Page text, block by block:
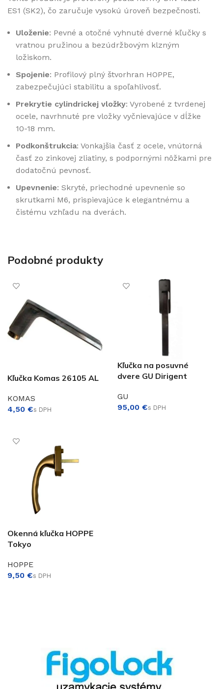
ES1 (SK2), čo zaručuje vysokú úroveň bezpečnosti.
Uloženie: Pevné a otočné vyhnuté dverné kľučky s
vratnou pružinou a bezúdržbovým klzným
ložiskom.
Spojenie: Profilový plný štvorhran HOPPE,
zabezpečujúci stabilitu a spoľahlivosť.
Prekrytie cylindrickej vložky: Vyrobené z tvrdenej
ocele, navrhnuté pre vložky vyčnievajúce v dĺžke
10-18 mm.
Podkonštrukcia: Vonkajšia časť z ocele, vnútorná
časť zo zinkovej zliatiny, s podpornými nôžkami pre
dodatočnú pevnosť.
Upevnenie: Skryté, priechodné upevnenie so
skrutkami M6, prispievajúce k elegantnému a
čistému vzhľadu na dverách.
Podobné produkty
Kľučka Komas 26105 AL
KOMAS
€
Kľučka na posuvné
dvere GU Dirigent
GU
€
Okenná kľučka HOPPE
Tokyo
HOPPE
€